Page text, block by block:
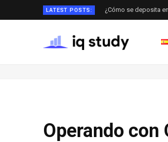
LATEST POSTS: ¿Cómo se deposita
Operando con